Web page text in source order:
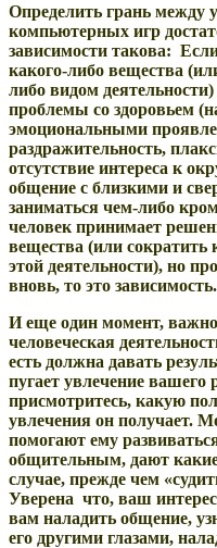
Определить грань между
компьютерных игр
зависимости такова:
какого-либо вещества
либо видом
проблемы со здоровьем
эмоциональными
раздражительность,
отсутствие интереса к
общение с близкими и
заниматься чем-либо
человек принимает
вещества (или
этой деятельности), но
вновь, то это зависимость.
И еще один момент,
человеческая
есть должна давать
пугает увлечение
присмотритесь, какую
увлечения он получает.
помогают ему
общительным, дают
случае, прежде чем
Уверена что, ваш
вам наладить общение,
его другими глазами,